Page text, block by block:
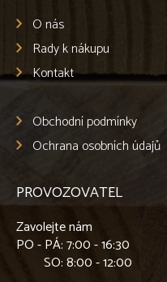
O nás
Rady k nákupu
Kontakt
Obchodní podmínky
Ochrana osobních údajů
PROVOZOVATEL
Zavolejte nám
PO - PÁ: 7:00 - 16:30
SO: 8:00 - 12:00